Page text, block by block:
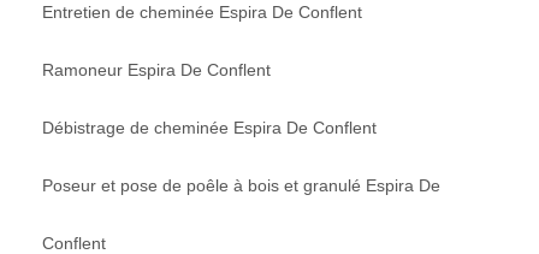
Entretien de cheminée Espira De Conflent
Ramoneur Espira De Conflent
Débistrage de cheminée Espira De Conflent
Poseur et pose de poêle à bois et granulé Espira De
Conflent